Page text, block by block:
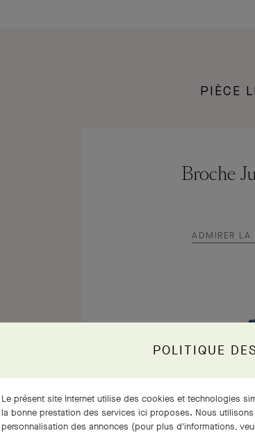
PIÈCE
Broche
ADMIRER LA
POLITIQUE
Le présent site Internet utilise des cookies et technologies
la bonne prestation des services ici proposes. Nous
personnalisation des annonces (pour plus d'informations,